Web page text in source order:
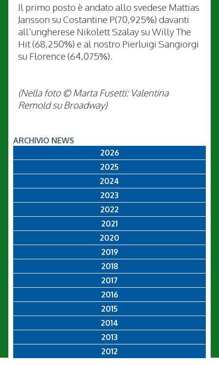
Il primo posto è andato allo svedese Mattias
Jansson su Costantine P(70,925%) davanti
all’ungherese Nikolett Szalay su Willy The
Hit (68,250%) e al nostro Pierluigi Sangiorgi
su Florence (64,075%).
(Nella foto © Marta Fusetti: Valentina
Remold su Broadway)
ARCHIVIO NEWS
2026
2025
2024
2023
2022
2021
2020
2019
2018
2017
2016
2015
2014
2013
2012